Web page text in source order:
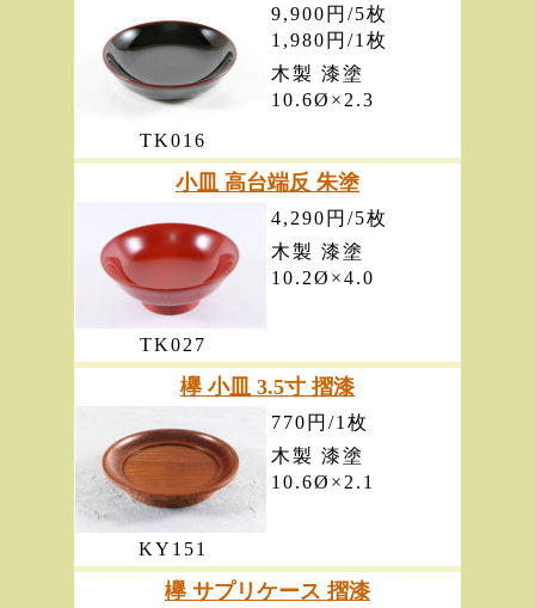
TK016
9,900円/5枚
1,980円/1枚
木製 漆塗
10.6Ø×2.3
小皿 高台端反 朱塗
TK027
4,290円/5枚
木製 漆塗
10.2Ø×4.0
欅 小皿 3.5寸 摺漆
KY151
770円/1枚
木製 漆塗
10.6Ø×2.1
欅 サプリケース 摺漆